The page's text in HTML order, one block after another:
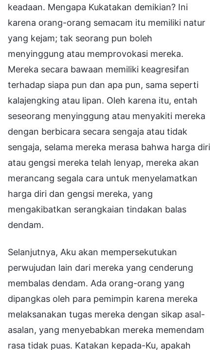
Selanjutnya, Aku akan mempersekutukan
perwujudan lain dari mereka yang cenderung
membalas dendam. Ada orang-orang yang
dipangkas oleh para pemimpin karena mereka
melaksanakan tugas mereka dengan sikap asal-
asalan, yang menyebabkan mereka memendam
rasa tidak puas. Katakan kepada-Ku, apakah